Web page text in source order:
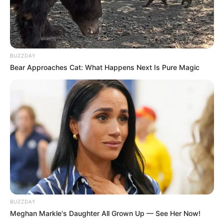
Néhány nappal később egyedül utaztam el a nászutamra.
Először fájt minden, de amikor végre csend vett körül,
rájöttem, hogy a legjobb döntést hoztam meg magamért.
Az esküvői ajándékokból kapott pénzből pedig vettem
magamnak egy autót. Valamit, ami valóban új kezdetet
Ő pedig most már egyedül élhet együtt annak a „poénnak” a
következményeivel.
BUZZDAY
Bear Approaches Cat: What Happens Next Is Pure Magic
BUZZDAY
Meghan Markle's Daughter All Grown Up — See Her Now!